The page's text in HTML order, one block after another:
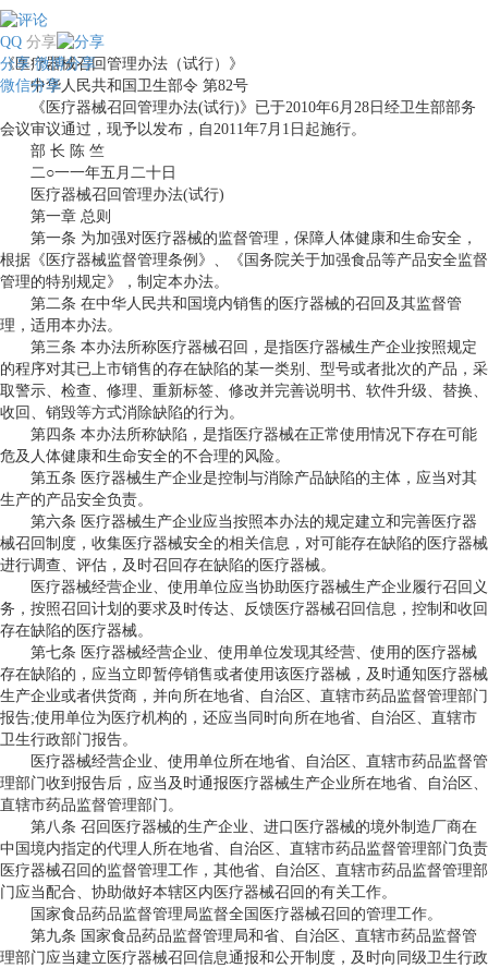
分享
QQ
分享 微博分享
微信分享
《医疗器械召回管理办法（试行）》
中华人民共和国卫生部令 第82号
《医疗器械召回管理办法(试行)》已于2010年6月28日经卫生部部务
会议审议通过，现予以发布，自2011年7月1日起施行。
部 长 陈 竺
二○一一年五月二十日
医疗器械召回管理办法(试行)
第一章 总则
第一条 为加强对医疗器械的监督管理，保障人体健康和生命安全，
根据《医疗器械监督管理条例》、《国务院关于加强食品等产品安全监督
管理的特别规定》，制定本办法。
第二条 在中华人民共和国境内销售的医疗器械的召回及其监督管
理，适用本办法。
第三条 本办法所称医疗器械召回，是指医疗器械生产企业按照规定
的程序对其已上市销售的存在缺陷的某一类别、型号或者批次的产品，采
取警示、检查、修理、重新标签、修改并完善说明书、软件升级、替换、
收回、销毁等方式消除缺陷的行为。
第四条 本办法所称缺陷，是指医疗器械在正常使用情况下存在可能
危及人体健康和生命安全的不合理的风险。
第五条 医疗器械生产企业是控制与消除产品缺陷的主体，应当对其
生产的产品安全负责。
第六条 医疗器械生产企业应当按照本办法的规定建立和完善医疗器
械召回制度，收集医疗器械安全的相关信息，对可能存在缺陷的医疗器械
进行调查、评估，及时召回存在缺陷的医疗器械。
医疗器械经营企业、使用单位应当协助医疗器械生产企业履行召回义
务，按照召回计划的要求及时传达、反馈医疗器械召回信息，控制和收回
存在缺陷的医疗器械。
第七条 医疗器械经营企业、使用单位发现其经营、使用的医疗器械
存在缺陷的，应当立即暂停销售或者使用该医疗器械，及时通知医疗器械
生产企业或者供货商，并向所在地省、自治区、直辖市药品监督管理部门
报告;使用单位为医疗机构的，还应当同时向所在地省、自治区、直辖市
卫生行政部门报告。
医疗器械经营企业、使用单位所在地省、自治区、直辖市药品监督管
理部门收到报告后，应当及时通报医疗器械生产企业所在地省、自治区、
直辖市药品监督管理部门。
第八条 召回医疗器械的生产企业、进口医疗器械的境外制造厂商在
中国境内指定的代理人所在地省、自治区、直辖市药品监督管理部门负责
医疗器械召回的监督管理工作，其他省、自治区、直辖市药品监督管理部
门应当配合、协助做好本辖区内医疗器械召回的有关工作。
国家食品药品监督管理局监督全国医疗器械召回的管理工作。
第九条 国家食品药品监督管理局和省、自治区、直辖市药品监督管
理部门应当建立医疗器械召回信息通报和公开制度，及时向同级卫生行政